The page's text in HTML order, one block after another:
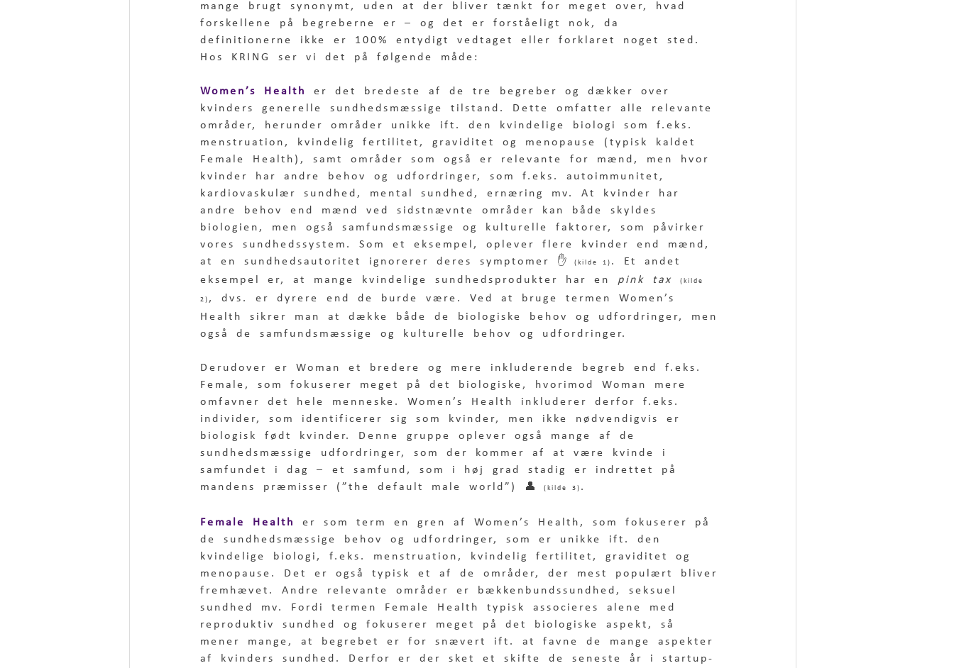
mange brugt synonymt, uden at der bliver tænkt for meget over, hvad
forskellene på begreberne er – og det er forståeligt nok, da
definitionerne ikke er 100% entydigt vedtaget eller forklaret noget sted.
Hos KRING ser vi det på følgende måde:
Women’s Health
er det bredeste af de tre begreber og dækker over
kvinders generelle sundhedsmæssige tilstand. Dette omfatter alle relevante
områder, herunder områder unikke ift. den kvindelige biologi som f.eks.
menstruation, kvindelig fertilitet, graviditet og menopause (typisk kaldet
Female Health), samt områder som også er relevante for mænd, men hvor
kvinder har andre behov og udfordringer, som f.eks. autoimmunitet,
kardiovaskulær sundhed, mental sundhed, ernæring mv.
At kvinder har
andre behov end mænd ved sidstnævnte områder kan både skyldes
biologien, men også samfundsmæssige og kulturelle faktorer, som påvirker
vores sundhedssystem. Som et eksempel, oplever flere kvinder end mænd,
at en sundhedsautoritet ignorerer deres symptomer ✋
(kilde 1) . Et andet
eksempel er, at mange kvindelige sundhedsprodukter har en pink tax (kilde
2) , dvs. er dyrere end de burde være. Ved at bruge termen Women’s
Health sikrer man at dække både de biologiske behov og udfordringer, men
også de samfundsmæssige og kulturelle behov og udfordringer.
Derudover er Woman et bredere og mere inkluderende begreb end f.eks.
Female, som fokuserer meget på det biologiske, hvorimod Woman mere
omfavner det hele menneske. Women’s Health inkluderer derfor f.eks.
individer, som identificerer sig som kvinder, men ikke nødvendigvis er
biologisk født kvinder. Denne gruppe oplever også mange af de
sundhedsmæssige udfordringer, som der kommer af at være kvinde i
samfundet i dag – et samfund, som i høj grad stadig er indrettet på
mandens præmisser (”the default male world”) 👤
(kilde 3) .
Female Health
er som term en gren af Women’s Health, som fokuserer på
de sundhedsmæssige behov og udfordringer, som er unikke ift. den
kvindelige biologi, f.eks. menstruation, kvindelig fertilitet, graviditet og
menopause. Det er også typisk et af de områder, der mest populært bliver
fremhævet. Andre relevante områder er bækkenbundssundhed, seksuel
sundhed mv. Fordi termen Female Health typisk associeres alene med
reproduktiv sundhed og fokuserer meget på det biologiske aspekt, så
mener mange, at begrebet er for snævert ift. at favne de mange aspekter
af kvinders sundhed. Derfor er der sket et skifte de seneste år i startup-